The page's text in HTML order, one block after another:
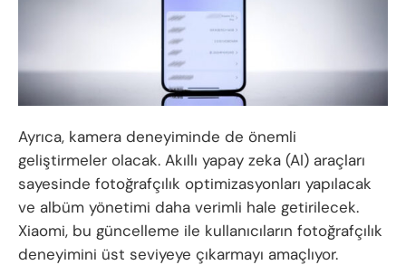
Ayrıca, kamera deneyiminde de önemli
geliştirmeler olacak. Akıllı yapay zeka (AI) araçları
sayesinde fotoğrafçılık optimizasyonları yapılacak
ve albüm yönetimi daha verimli hale getirilecek.
Xiaomi, bu güncelleme ile kullanıcıların fotoğrafçılık
deneyimini üst seviyeye çıkarmayı amaçlıyor.